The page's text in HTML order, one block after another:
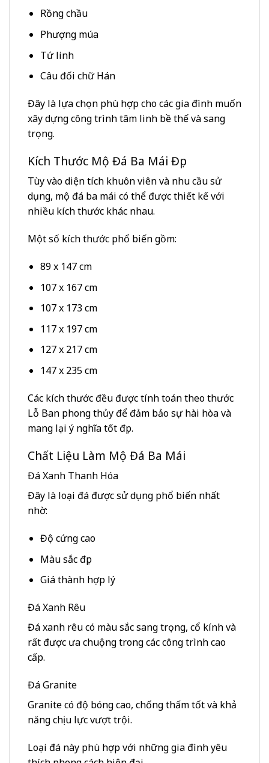
Rồng chầu
Phượng múa
Tứ linh
Câu đối chữ Hán
Đây là lựa chọn phù hợp cho các gia đình muốn
xây dựng công trình tâm linh bề thế và sang
trọng.
Kích Thước Mộ Đá Ba Mái Đẹp
Tùy vào diện tích khuôn viên và nhu cầu sử
dụng, mộ đá ba mái có thể được thiết kế với
nhiều kích thước khác nhau.
Một số kích thước phổ biến gồm:
89 x 147 cm
107 x 167 cm
107 x 173 cm
117 x 197 cm
127 x 217 cm
147 x 235 cm
Các kích thước đều được tính toán theo thước
Lỗ Ban phong thủy để đảm bảo sự hài hòa và
mang lại ý nghĩa tốt đẹp.
Chất Liệu Làm Mộ Đá Ba Mái
Đá Xanh Thanh Hóa
Đây là loại đá được sử dụng phổ biến nhất
nhờ:
Độ cứng cao
Màu sắc đẹp
Giá thành hợp lý
Đá Xanh Rêu
Đá xanh rêu có màu sắc sang trọng, cổ kính và
rất được ưa chuộng trong các công trình cao
cấp.
Đá Granite
Granite có độ bóng cao, chống thấm tốt và khả
năng chịu lực vượt trội.
Loại đá này phù hợp với những gia đình yêu